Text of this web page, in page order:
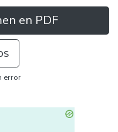
en PDF
error